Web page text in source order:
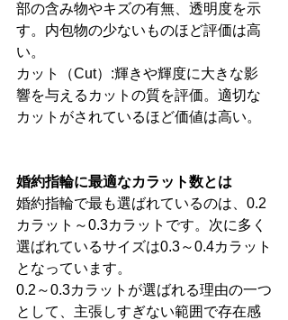
部の含み物やキズの有無、透明度を示
す。内包物の少ないものほど評価は高
い。
カット（Cut）:輝きや輝度に大きな影
響を与えるカットの質を評価。適切な
カットがされているほど価値は高い。
婚約指輪に最適なカラット数とは
婚約指輪で最も選ばれているのは、0.2
カラット～0.3カラットです。次に多く
選ばれているサイズは0.3～0.4カラット
となっています。
0.2～0.3カラットが選ばれる理由の一つ
として、主張しすぎない範囲で存在感